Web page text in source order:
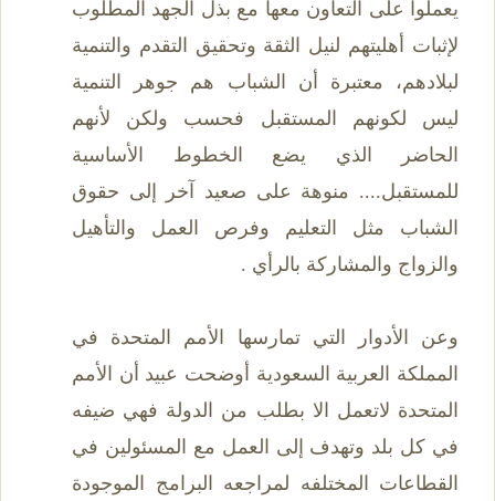
يعملوا على التعاون معها مع بذل الجهد المطلوب
لإثبات أهليتهم لنيل الثقة وتحقيق التقدم والتنمية
لبلادهم، معتبرة أن الشباب هم جوهر التنمية
ليس لكونهم المستقبل فحسب ولكن لأنهم
الحاضر الذي يضع الخطوط الأساسية
للمستقبل.... منوهة على صعيد آخر إلى حقوق
الشباب مثل التعليم وفرص العمل والتأهيل
والزواج والمشاركة بالرأي .
وعن الأدوار التي تمارسها الأمم المتحدة في
المملكة العربية السعودية أوضحت عبيد أن الأمم
المتحدة لاتعمل الا بطلب من الدولة فهي ضيفه
في كل بلد وتهدف إلى العمل مع المسئولين في
القطاعات المختلفه لمراجعه البرامج الموجودة